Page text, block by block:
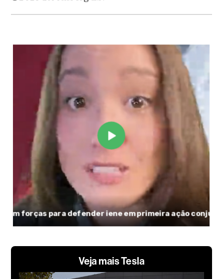
Veja mais Tesla